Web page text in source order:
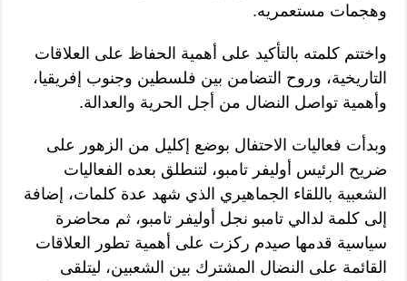
وهجمات مستعمريه.
واختتم كلمته بالتأكيد على أهمية الحفاظ على العلاقات
التاريخية، وروح التضامن بين فلسطين وجنوب إفريقيا،
وأهمية تواصل النضال من أجل الحرية والعدالة.
وبدأت فعاليات الاحتفال بوضع إكليل من الزهور على
ضريح الرئيس أوليفر تامبو، لتنطلق بعده الفعاليات
الشعبية باللقاء الجماهيري الذي شهد عدة كلمات، إضافة
إلى كلمة لدالي تامبو نجل أوليفر تامبو، ثم محاضرة
سياسية قدمها صيدم ركزت على أهمية تطور العلاقات
القائمة على النضال المشترك بين الشعبين، ليتلقى